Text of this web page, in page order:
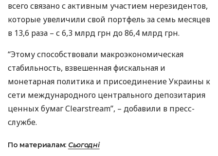
всего связано с активным участием нерезидентов,
которые увеличили свой портфель за семь месяцев
в 13,6 раза – с 6,3 млрд грн до 86,4 млрд грн.
“Этому способствовали макроэкономическая
стабильность, взвешенная фискальная и
монетарная политика и присоединение Украины к
сети международного центрального депозитария
ценных бумаг Сlearstream”, – добавили в пресс-
службе.
По материалам: Сьогодні